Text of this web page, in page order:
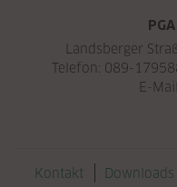
Landsberger
Telefon: 089-
E-
Navigation überspringen
Kontakt Downloads